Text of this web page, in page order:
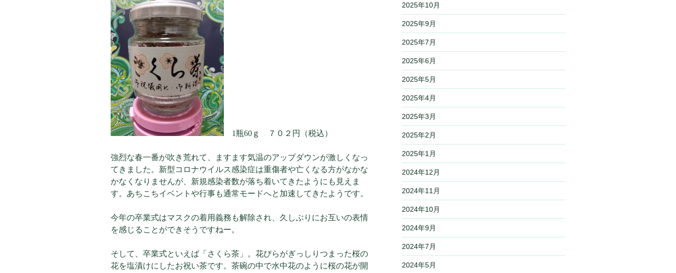
1瓶60ｇ ７０２円（税込）
強烈な春一番が吹き荒れて、ますます気温のアップダウンが激しくなっ
てきました。新型コロナウイルス感染症は重傷者や亡くなる方がなかな
かなくなりませんが、新規感染者数が落ち着いてきたようにも見えま
す。あちこちイベントや行事も通常モードへと加速してきたようです。
今年の卒業式はマスクの着用義務も解除され、久しぶりにお互いの表情
を感じることができそうですねー。
そして、卒業式といえば「さくら茶」。花びらがぎっしりつまった桜の
花を塩漬けにしたお祝い茶です。茶碗の中で水中花のように桜の花が開
2025年10月
2025年9月
2025年7月
2025年6月
2025年5月
2025年4月
2025年3月
2025年2月
2025年1月
2024年12月
2024年11月
2024年10月
2024年9月
2024年7月
2024年5月